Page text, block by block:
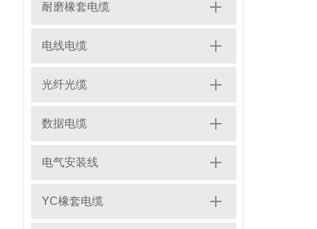
耐磨橡套电缆
电线电缆
光纤光缆
数据电缆
电气安装线
YC橡套电缆